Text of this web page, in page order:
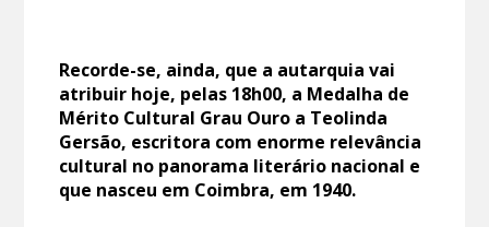
Recorde-se, ainda, que a autarquia vai
atribuir hoje, pelas 18h00, a Medalha de
Mérito Cultural Grau Ouro a Teolinda
Gersão, escritora com enorme relevância
cultural no panorama literário nacional e
que nasceu em Coimbra, em 1940.